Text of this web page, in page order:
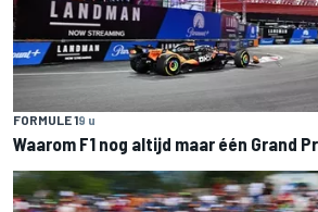
FORMULE 19 u
Waarom F1 nog altijd maar één Grand